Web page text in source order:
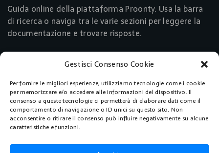
Gestisci Consenso Cookie
Per fornire le migliori esperienze, utilizziamo tecnologie come i cookie
per memorizzare e/o accedere alle informazioni del dispositivo. Il
consenso a queste tecnologie ci permetterà di elaborare dati come il
comportamento di navigazione o ID unici su questo sito. Non
acconsentire o ritirare il consenso può influire negativamente su alcune
caratteristiche e funzioni.
Guida online della piattaforma Proonty. Usa la barra
di ricerca o naviga tra le varie sezioni per leggere la
documentazione e trovare risposte.
Acquista Ora
Pagine